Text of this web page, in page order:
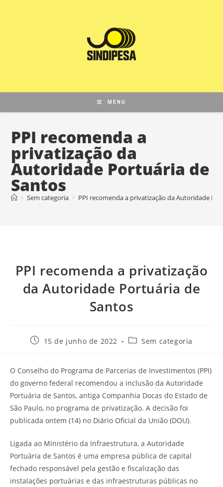
MENU
PPI recomenda a
privatização da
Autoridade Portuária de
Santos
> Sem categoria > PPI recomenda a privatização da Autoridade
PPI recomenda a privatização
da Autoridade Portuária de
Santos
15 de junho de 2022 Sem categoria
O Conselho do Programa de Parcerias de Investimentos (PPI)
do governo federal recomendou a inclusão da Autoridade
Portuária de Santos, antiga Companhia Docas do Estado de
São Paulo, no programa de privatização. A decisão foi
publicada ontem (14) no Diário Oficial da União (DOU).
Ligada ao Ministério da Infraestrutura, a Autoridade
Portuária de Santos é uma empresa pública de capital
fechado responsável pela gestão e fiscalização das
instalações portuárias e das infraestruturas públicas no